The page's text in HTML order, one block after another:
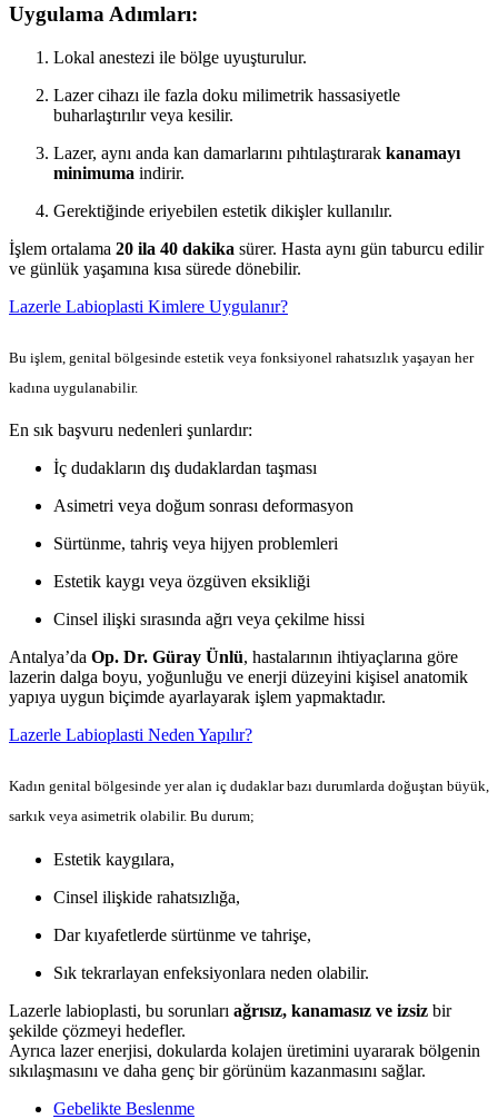
Uygulama Adımları:
Lokal anestezi ile bölge uyuşturulur.
Lazer cihazı ile fazla doku milimetrik hassasiyetle
buharlaştırılır veya kesilir.
Lazer, aynı anda kan damarlarını pıhtılaştırarak kanamayı
minimuma indirir.
Gerektiğinde eriyebilen estetik dikişler kullanılır.
İşlem ortalama 20 ila 40 dakika sürer. Hasta aynı gün taburcu edilir
ve günlük yaşamına kısa sürede dönebilir.
Lazerle Labioplasti Kimlere Uygulanır?
Bu işlem, genital bölgesinde estetik veya fonksiyonel rahatsızlık yaşayan her
kadına uygulanabilir.
En sık başvuru nedenleri şunlardır:
İç dudakların dış dudaklardan taşması
Asimetri veya doğum sonrası deformasyon
Sürtünme, tahriş veya hijyen problemleri
Estetik kaygı veya özgüven eksikliği
Cinsel ilişki sırasında ağrı veya çekilme hissi
Antalya’da Op. Dr. Güray Ünlü, hastalarının ihtiyaçlarına göre
lazerin dalga boyu, yoğunluğu ve enerji düzeyini kişisel anatomik
yapıya uygun biçimde ayarlayarak işlem yapmaktadır.
Lazerle Labioplasti Neden Yapılır?
Kadın genital bölgesinde yer alan iç dudaklar bazı durumlarda doğuştan büyük,
sarkık veya asimetrik olabilir. Bu durum;
Estetik kaygılara,
Cinsel ilişkide rahatsızlığa,
Dar kıyafetlerde sürtünme ve tahrişe,
Sık tekrarlayan enfeksiyonlara neden olabilir.
Lazerle labioplasti, bu sorunları ağrısız, kanamasız ve izsiz bir
şekilde çözmeyi hedefler.
Ayrıca lazer enerjisi, dokularda kolajen üretimini uyararak bölgenin
sıkılaşmasını ve daha genç bir görünüm kazanmasını sağlar.
Gebelikte Beslenme